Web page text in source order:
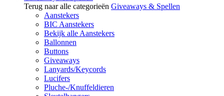
Terug naar alle categorieën Giveaways & Spellen
Aanstekers
BIC Aanstekers
Bekijk alle Aanstekers
Ballonnen
Buttons
Giveaways
Lanyards/Keycords
Lucifers
Pluche-/Knuffeldieren